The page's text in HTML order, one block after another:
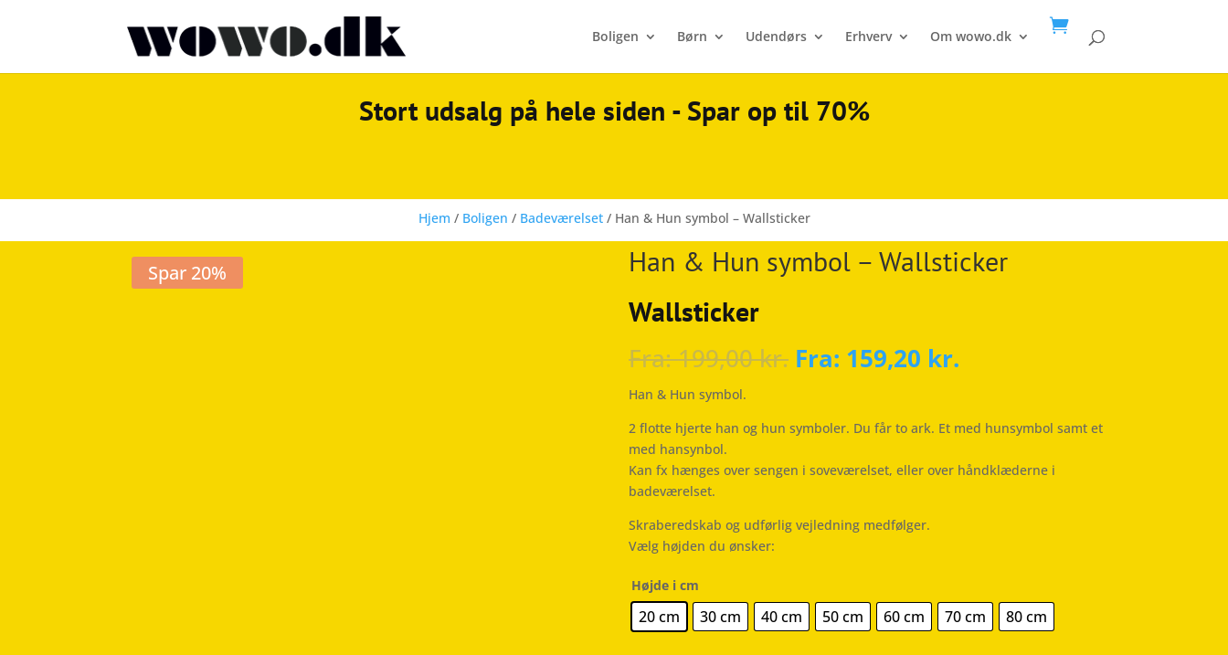
Boligen Børn Udendørs Erhverv Om wowo.dk

Stort udsalg på hele siden - Spar op til 70%
Hjem / Boligen / Badeværelset/ Han & Hun symbol – Wallsticker
Spar 20%
Han & Hun symbol – Wallsticker
Wallsticker
Fra:199,00kr. Fra: 159,20 kr.
Han & Hun symbol.
2 flotte hjerte han og hun symboler. Du får to ark. Et med hunsymbol samt et
med hansynbol.
Kan fx hænges over sengen i soveværelset, eller over håndklæderne i
badeværelset.
Skraberedskab og udførlig vejledning medfølger.
Vælg højden du ønsker:
Højde i cm
20 cm 30 cm 40 cm 50 cm 60 cm 70 cm 80 cm